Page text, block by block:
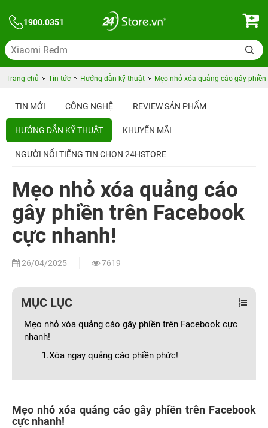
1900.0351
Trang chủ Tin tức Hướng dẫn kỹ thuật Mẹo nhỏ xóa quảng cáo gây
TIN MỚI CÔNG NGHỆ REVIEW SẢN PHẨM
HƯỚNG DẪN KỸ THUẬT KHUYẾN MÃI
NGƯỜI NỔI TIẾNG TIN CHỌN 24HSTORE
Mẹo nhỏ xóa quảng cáo
gây phiền trên Facebook
cực nhanh!
26/04/2025 7619
MỤC LỤC
Mẹo nhỏ xóa quảng cáo gây phiền trên Facebook cực
nhanh!
1.Xóa ngay quảng cáo phiền phức!
Mẹo nhỏ xóa quảng cáo gây phiền trên Facebook
cực nhanh!